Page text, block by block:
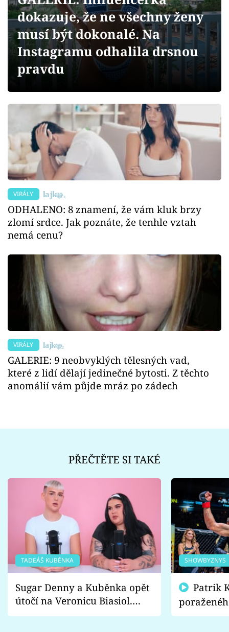
Videa
Sledujte prima+
Sledujte nás
dokazuje, že ne všechny ženy
musí být dokonalé. Na
Instagramu odhalila drsnou
pravdu
VIRÁLY
ODHALENO: 8 znamení, že vám kluk brzy
zlomí srdce. Jak poznáte, že tenhle vztah
nemá cenu?
VIRÁLY
GALERIE: 9 neobvyklých tělesných vad,
které z lidí dělají jedinečné bytosti. Z těchto
anomálií vám půjde mráz po zádech
PŘEČTĚTE SI TAKÉ
TADEÁŠ KUBĚNKA
Sugar Denny a Kuběnka opět
útočí na Veronicu Biasiol.
Proč je podle nich falešná a
SHOWBYZNYS
fanoušci